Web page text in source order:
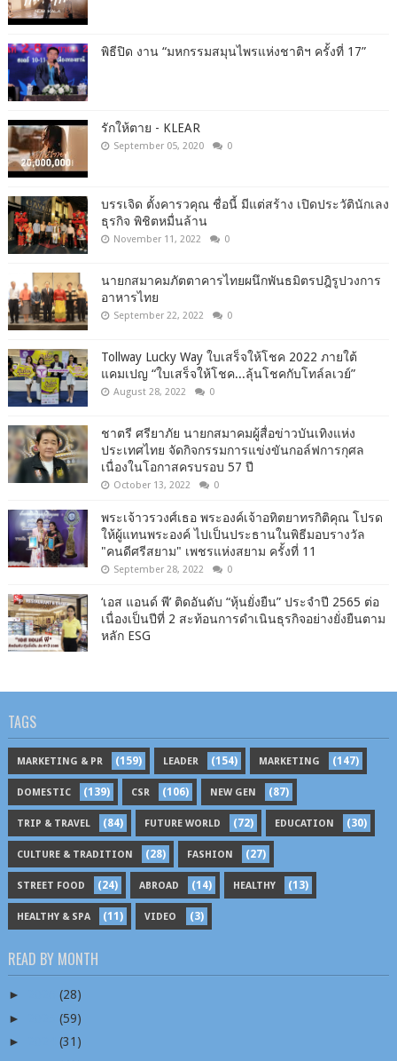
พิธีปิด งาน “มหกรรมสมุนไพรแห่งชาติฯ ครั้งที่ 17”
รักให้ตาย - KLEAR
September 05, 2020 0
บรรเจิด ตั้งคารวคุณ ชื่อนี้ มีแต่สร้าง เปิดประวัตินักเลง
ธุรกิจ พิชิตหมื่นล้าน
November 11, 2022 0
นายกสมาคมภัตตาคารไทยผนึกพันธมิตรปฎิรูปวงการ
อาหารไทย
September 22, 2022 0
Tollway Lucky Way ใบเสร็จให้โชค 2022 ภายใต้
แคมเปญ “ใบเสร็จให้โชค...ลุ้นโชคกับโทล์ลเวย์”
August 28, 2022 0
ชาตรี​ ศรียาภัย​ นายกสมาคม​ผู้​สื่อข่าว​บันเทิง​แห่ง​
ประเทศไทย​ จัดกิจกรรม​การแข่งขัน​กอล์ฟ​การ​กุศล​
เนื่อง​ใน​โอกาสครบรอบ​ 57​ ปี
October 13, 2022 0
พระเจ้าวรวงศ์เธอ พระองค์เจ้าอทิตยาทรกิติคุณ โปรด
ให้ผู้แทนพระองค์ ไปเป็นประธานในพิธีมอบรางวัล
"คนดีศรีสยาม" เพชรแห่งสยาม ครั้งที่ 11
September 28, 2022 0
‘เอส แอนด์ พี’ ติดอันดับ “หุ้นยั่งยืน” ประจำปี 2565 ต่อ
เนื่องเป็นปีที่ 2 สะท้อนการดำเนินธุรกิจอย่างยั่งยืนตาม
หลัก ESG
TAGS
MARKETING & PR (159) LEADER (154) MARKETING (147)
DOMESTIC (139) CSR (106) NEW GEN (87)
TRIP & TRAVEL (84) FUTURE WORLD (72) EDUCATION (30)
CULTURE & TRADITION (28) FASHION (27)
STREET FOOD (24) ABROAD (14) HEALTHY (13)
HEALTHY & SPA (11) VIDEO (3)
READ BY MONTH
►
(28)
►
(59)
►
(31)